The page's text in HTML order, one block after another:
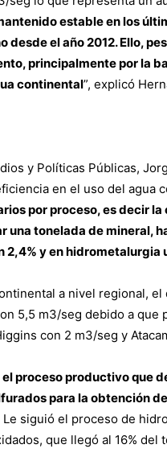
estable en los
desde el año 2012. Ello,
principalmente por la
continental”, explicó
y Políticas Públicas,
en el uso del agua
por proceso, es decir
tonelada de mineral,
y en hidrometalurgia
a nivel regional,
5,5 m3/seg debido a que
con 2 m3/seg y
el proceso productivo que
para la obtención
siguió el proceso de
que llegó al 16% del